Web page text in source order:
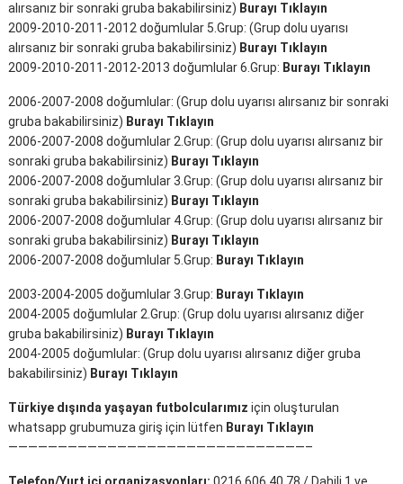
alırsanız bir sonraki gruba bakabilirsiniz) Burayı Tıklayın
2009-2010-2011-2012 doğumlular 5.Grup: (Grup dolu uyarısı
alırsanız bir sonraki gruba bakabilirsiniz) Burayı Tıklayın
2009-2010-2011-2012-2013 doğumlular 6.Grup: Burayı Tıklayın
2006-2007-2008 doğumlular: (Grup dolu uyarısı alırsanız bir sonraki
gruba bakabilirsiniz) Burayı Tıklayın
2006-2007-2008 doğumlular 2.Grup: (Grup dolu uyarısı alırsanız bir
sonraki gruba bakabilirsiniz) Burayı Tıklayın
2006-2007-2008 doğumlular 3.Grup: (Grup dolu uyarısı alırsanız bir
sonraki gruba bakabilirsiniz) Burayı Tıklayın
2006-2007-2008 doğumlular 4.Grup: (Grup dolu uyarısı alırsanız bir
sonraki gruba bakabilirsiniz) Burayı Tıklayın
2006-2007-2008 doğumlular 5.Grup: Burayı Tıklayın
2003-2004-2005 doğumlular 3.Grup: Burayı Tıklayın
2004-2005 doğumlular 2.Grup: (Grup dolu uyarısı alırsanız diğer
gruba bakabilirsiniz) Burayı Tıklayın
2004-2005 doğumlular: (Grup dolu uyarısı alırsanız diğer gruba
bakabilirsiniz) Burayı Tıklayın
Türkiye dışında yaşayan futbolcularımız için oluşturulan
whatsapp grubumuza giriş için lütfen Burayı Tıklayın
——————————————————————————————–